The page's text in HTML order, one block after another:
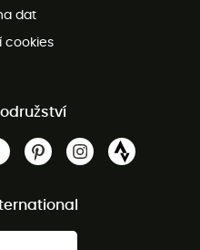
dat
cookies